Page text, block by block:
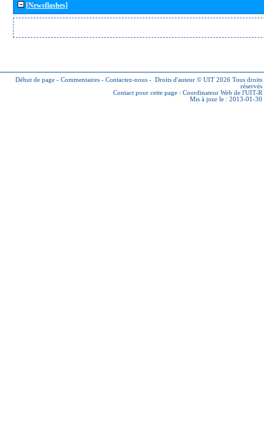
[Newsflashes]
Début de page - Commentaires - Contactez-nous - Droits d'auteur © UIT 2026 Tous droits
réservés
Contact pour cette page : Coordinateur Web de l'UIT-R
Mis à jour le : 2013-01-30